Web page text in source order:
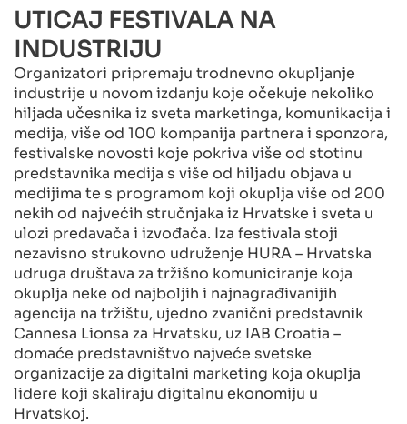
UTICAJ FESTIVALA NA
INDUSTRIJU
Organizatori pripremaju trodnevno okupljanje
industrije u novom izdanju koje očekuje nekoliko
hiljada učesnika iz sveta marketinga, komunikacija i
medija, više od 100 kompanija partnera i sponzora,
festivalske novosti koje pokriva više od stotinu
predstavnika medija s više od hiljadu objava u
medijima te s programom koji okuplja više od 200
nekih od najvećih stručnjaka iz Hrvatske i sveta u
ulozi predavača i izvođača. Iza festivala stoji
nezavisno strukovno udruženje HURA – Hrvatska
udruga društava za tržišno komuniciranje koja
okuplja neke od najboljih i najnagrađivanijih
agencija na tržištu, ujedno zvanični predstavnik
Cannesa Lionsa za Hrvatsku, uz IAB Croatia –
domaće predstavništvo najveće svetske
organizacije za digitalni marketing koja okuplja
lidere koji skaliraju digitalnu ekonomiju u
Hrvatskoj.